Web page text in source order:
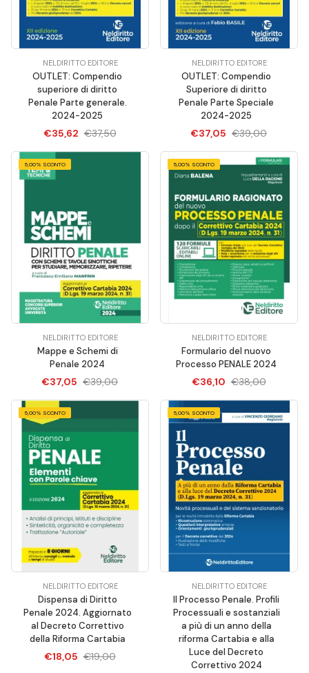
NELDIRITTO EDITORE
OUTLET: Compendio
superiore di diritto
Penale Parte generale.
2024-2025
€35,62 €37,50
NELDIRITTO EDITORE
OUTLET: Compendio
Superiore di diritto
Penale Parte Speciale
2024-2025
€37,05 €39,00
5,00% SCONTO
NELDIRITTO EDITORE
Mappe e Schemi di
Penale 2024
€37,05 €39,00
5,00% SCONTO
NELDIRITTO EDITORE
Formulario del nuovo
Processo PENALE 2024
€36,10 €38,00
5,00% SCONTO
NELDIRITTO EDITORE
Dispensa di Diritto
Penale 2024. Aggiornato
al Decreto Correttivo
della Riforma Cartabia
€18,05 €19,00
5,00% SCONTO
NELDIRITTO EDITORE
Il Processo Penale. Profili
Processuali e sostanziali
a più di un anno della
riforma Cartabia e alla
Luce del Decreto
Correttivo 2024